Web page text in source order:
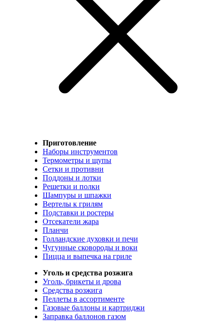
Приготовление
Наборы инструментов
Термометры и щупы
Сетки и противни
Поддоны и лотки
Решетки и полки
Шампуры и шпажки
Вертелы к грилям
Подставки и ростеры
Отсекатели жара
Планчи
Голландские духовки и печи
Чугунные сковороды и воки
Пицца и выпечка на гриле
Уголь и средства розжига
Уголь, брикеты и дрова
Средства розжига
Пеллеты в ассортименте
Газовые баллоны и картриджи
Заправка баллонов газом